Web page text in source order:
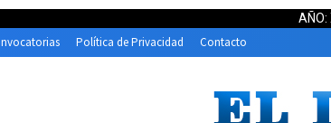
AÑO:
Política de Privacidad Contacto